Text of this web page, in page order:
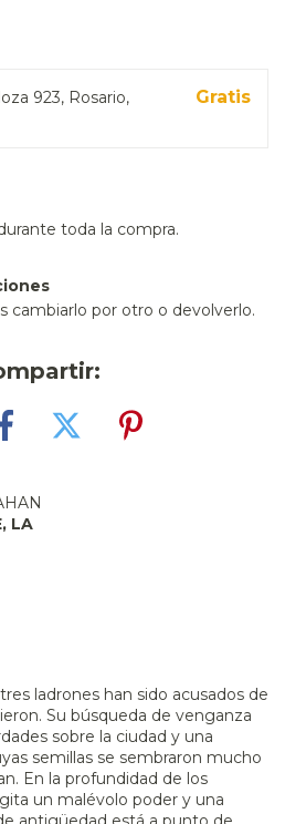
923, Rosario,
Gratis
toda la compra.
cambiarlo por otro o devolverlo.
LA
ladrones han sido acusados de
Su búsqueda de venganza
sobre la ciudad y una
semillas se sembraron mucho
En la profundidad de los
un malévolo poder y una